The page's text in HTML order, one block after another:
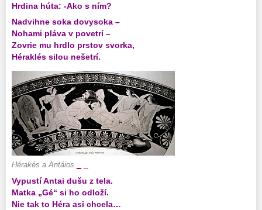
Hrdina húta: -Ako s ním?
Nadvihne soka dovysoka –
Nohami pláva v povetrí –
Zovrie mu hrdlo prstov svorka,
Héraklés silou nešetrí.
Hérakés a Antáios
Vypustí Antai dušu z tela.
Matka „Gé“ si ho odloží.
Nie tak to Héra asi chcela…